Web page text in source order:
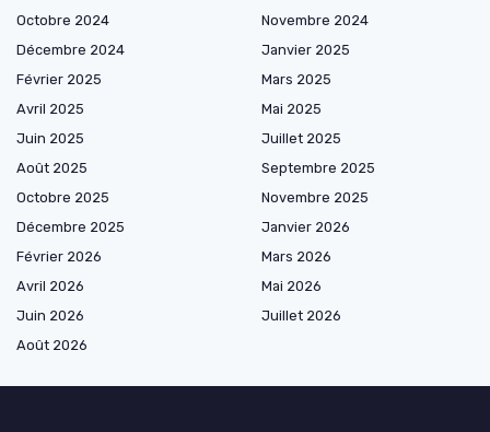
Octobre 2024
Novembre 2024
Décembre 2024
Janvier 2025
Février 2025
Mars 2025
Avril 2025
Mai 2025
Juin 2025
Juillet 2025
Août 2025
Septembre 2025
Octobre 2025
Novembre 2025
Décembre 2025
Janvier 2026
Février 2026
Mars 2026
Avril 2026
Mai 2026
Juin 2026
Juillet 2026
Août 2026